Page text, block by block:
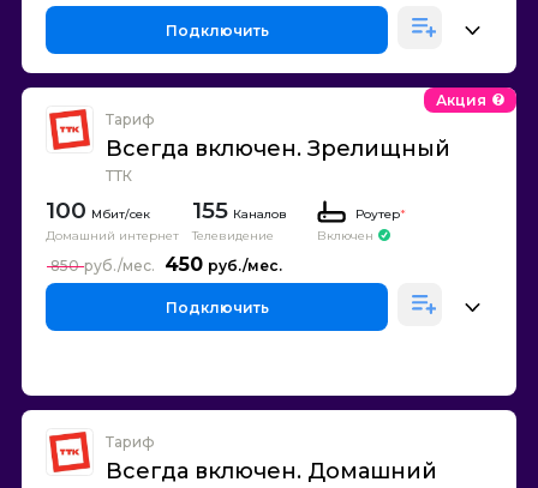
Подключить
Тариф
Всегда включен. Зрелищный
ТТК
Акция
100
Домашний интернет
155 Каналов
Телевидение
Роутер*
Включен
450
850
Подключить
Тариф
Всегда включен. Домашний